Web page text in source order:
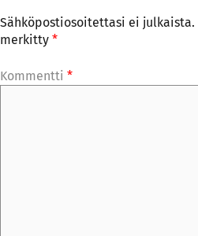
Sähköpostiosoitettasi ei julkaista.
merkitty *
Kommentti *